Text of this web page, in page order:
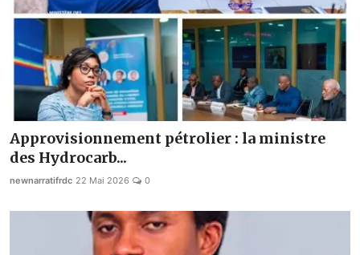
Monde
Économie
Afrique
Politique
Société
Approvisionnement pétrolier : la ministre
des Hydrocarb...
newnarratifrdc 22 Mai 2026 0